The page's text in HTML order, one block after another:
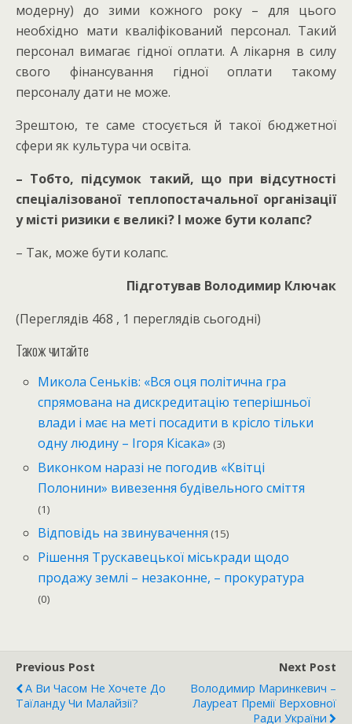
модерну) до зими кожного року – для цього
необхідно мати кваліфікований персонал. Такий
персонал вимагає гідної оплати. А лікарня в силу
свого фінансування гідної оплати такому
персоналу дати не може.
Зрештою, те саме стосується й такої бюджетної
сфери як культура чи освіта.
– Тобто, підсумок такий, що при відсутності
спеціалізованої теплопостачальної організації
у місті ризики є великі? І може бути колапс?
– Так, може бути колапс.
Підготував Володимир Ключак
(Переглядів 468 , 1 переглядів сьогодні)
Також читайте
Микола Сеньків: «Вся оця політична гра
спрямована на дискредитацію теперішньої
влади і має на меті посадити в крісло тільки
одну людину – Ігоря Кісака» (3)
Виконком наразі не погодив «Квітці
Полонини» вивезення будівельного сміття
(1)
Відповідь на звинувачення (15)
Рішення Трускавецької міськради щодо
продажу землі – незаконне, – прокуратура
(0)
Previous Post
А Ви Часом Не Хочете До
Таїланду Чи Малайзії?
Next Post
Володимир Маринкевич –
Лауреат Премії Верховної
Ради України